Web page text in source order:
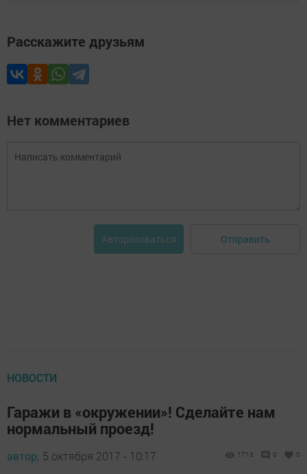
Расскажите друзьям
Нет комментариев
Авторизоваться Отправить
НОВОСТИ
Гаражи в «окружении»! Сделайте нам
нормальный проезд!
автор, 5 октября 2017 - 10:17 1713 0 0